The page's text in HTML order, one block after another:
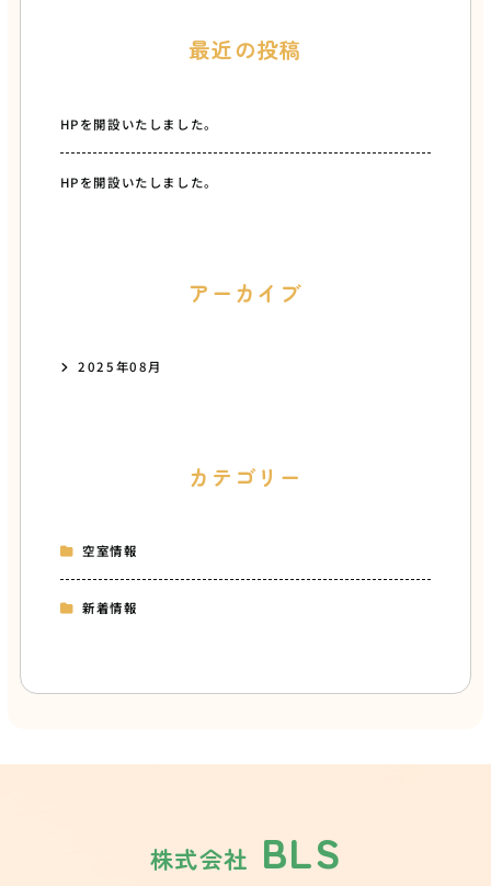
最近の投稿
HPを開設いたしました。
HPを開設いたしました。
アーカイブ
2025年08月
カテゴリー
空室情報
新着情報
株式会社 BLS